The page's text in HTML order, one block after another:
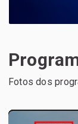
Fotos dos